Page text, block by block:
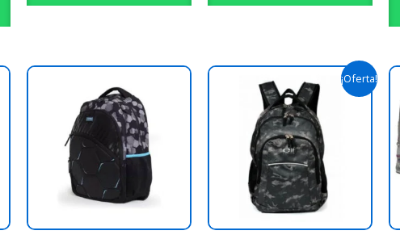
¡Oferta!
El
precio
original
era:
$ 67.500,00.
El
precio
actual
$